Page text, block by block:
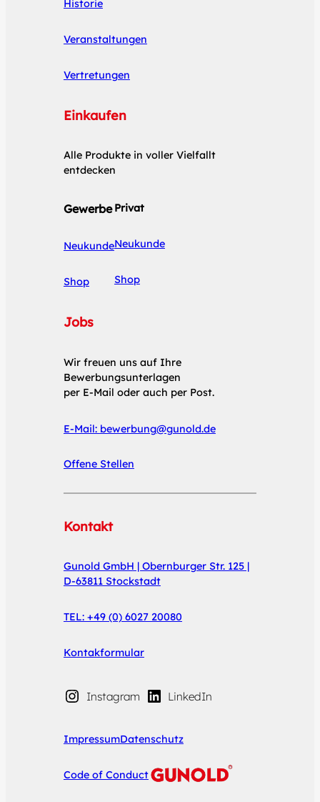
Historie
Veranstaltungen
Vertretungen
Einkaufen
Alle Produkte in voller Vielfallt
entdecken
Gewerbe
Neukunde
Shop
Privat
Neukunde
Shop
Jobs
Wir freuen uns auf Ihre
Bewerbungsunterlagen
per E-Mail oder auch per Post.
E-Mail: bewerbung@gunold.de
Offene Stellen
Kontakt
Gunold GmbH | Obernburger Str. 125 |
D-63811 Stockstadt
TEL: +49 (0) 6027 20080
Kontakformular
Instagram LinkedIn
ImpressumDatenschutz
Code of Conduct